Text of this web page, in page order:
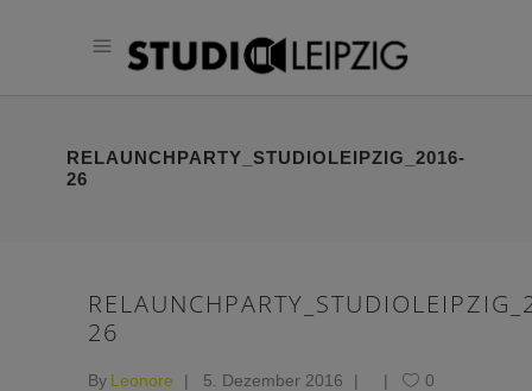
RELAUNCHPARTY_STUDIOLEIPZIG_2016-
26
26
By Leonore 5. Dezember 2016 0